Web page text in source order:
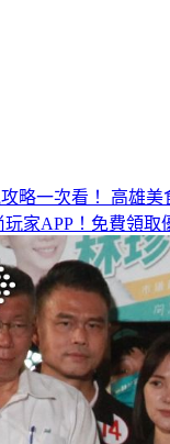
略一次看！高雄美
玩家APP！免費領取